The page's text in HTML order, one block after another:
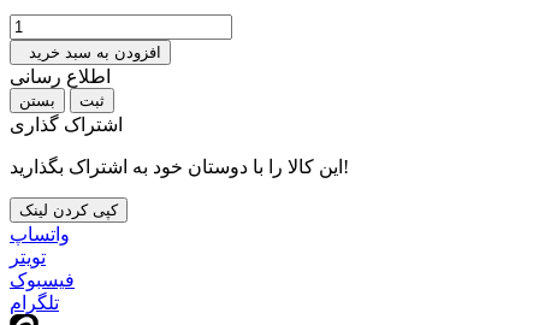
افزودن به سبد خرید
اطلاع رسانی
بستن
اشتراک گذاری
این کالا را با دوستان خود به اشتراک بگذارید!
کپی کردن لینک
واتساپ
تويتر
فیسبوک
تلگرام